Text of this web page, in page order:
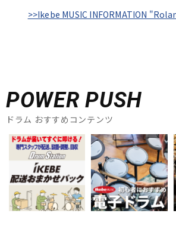
>>Ikebe MUSIC INFORMATION
POWER PUSH
ドラム おすすめコンテンツ